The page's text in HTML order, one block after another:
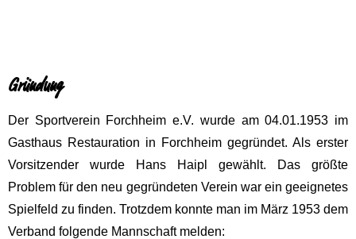
Gründung
Der Sportverein Forchheim e.V. wurde am 04.01.1953 im
Gasthaus Restauration in Forchheim gegründet. Als erster
Vorsitzender wurde Hans Haipl gewählt. Das größte
Problem für den neu gegründeten Verein war ein geeignetes
Spielfeld zu finden. Trotzdem konnte man im März 1953 dem
Verband folgende Mannschaft melden: